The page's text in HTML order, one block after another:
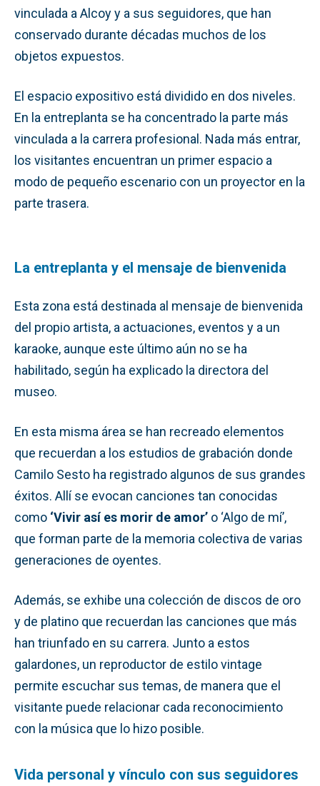
vinculada a Alcoy y a sus seguidores, que han
conservado durante décadas muchos de los
objetos expuestos.
El espacio expositivo está dividido en dos niveles.
En la entreplanta se ha concentrado la parte más
vinculada a la carrera profesional. Nada más entrar,
los visitantes encuentran un primer espacio a
modo de pequeño escenario con un proyector en la
parte trasera.
La entreplanta y el mensaje de bienvenida
Esta zona está destinada al mensaje de bienvenida
del propio artista, a actuaciones, eventos y a un
karaoke, aunque este último aún no se ha
habilitado, según ha explicado la directora del
museo.
En esta misma área se han recreado elementos
que recuerdan a los estudios de grabación donde
Camilo Sesto ha registrado algunos de sus grandes
éxitos. Allí se evocan canciones tan conocidas
como ‘Vivir así es morir de amor’ o ‘Algo de mí’,
que forman parte de la memoria colectiva de varias
generaciones de oyentes.
Además, se exhibe una colección de discos de oro
y de platino que recuerdan las canciones que más
han triunfado en su carrera. Junto a estos
galardones, un reproductor de estilo vintage
permite escuchar sus temas, de manera que el
visitante puede relacionar cada reconocimiento
con la música que lo hizo posible.
Vida personal y vínculo con sus seguidores